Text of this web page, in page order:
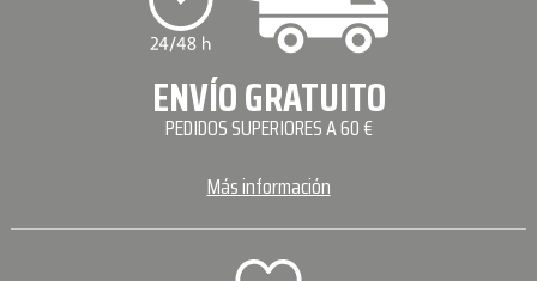
ENVÍO GRATUITO
PEDIDOS SUPERIORES A 60 €
Más información